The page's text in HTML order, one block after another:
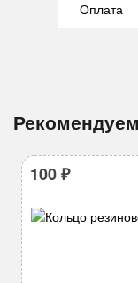
Оплата
100₽